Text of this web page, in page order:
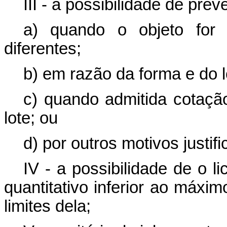
III - a possibilidade de
a) quando o objeto for
diferentes;
b) em razão da forma e do
c) quando admitida
lote; ou
d) por outros motivos
IV - a possibilidade de o
quantitativo inferior ao
limites dela;